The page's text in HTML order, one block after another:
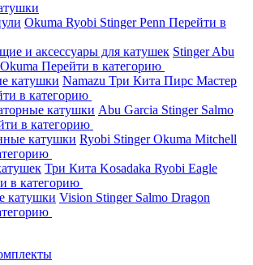
Okuma Ryobi StingerPenn Перейти в
и аксессуары для катушек StingerAbu
Okuma Перейти в категорию
катушки Namazu Три Кита Пирс Мастер
в категорию
катушки Abu Garcia Stinger Salmo
в категорию
катушки Ryobi StingerOkuma Mitchell
Три Кита Kosadaka Ryobi Eagle
в категорию
катушки Vision Stinger Salmo Dragon